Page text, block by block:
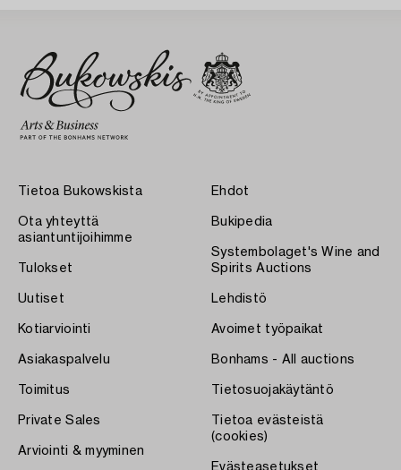
Tietoa Bukowskista
Ota yhteyttä
asiantuntijoihimme
Tulokset
Uutiset
Kotiarviointi
Asiakaspalvelu
Toimitus
Private Sales
Arviointi & myyminen
Ehdot
Bukipedia
Systembolaget's Wine and
Spirits Auctions
Lehdistö
Avoimet työpaikat
Bonhams - All auctions
Tietosuojakäytäntö
Tietoa evästeistä
(cookies)